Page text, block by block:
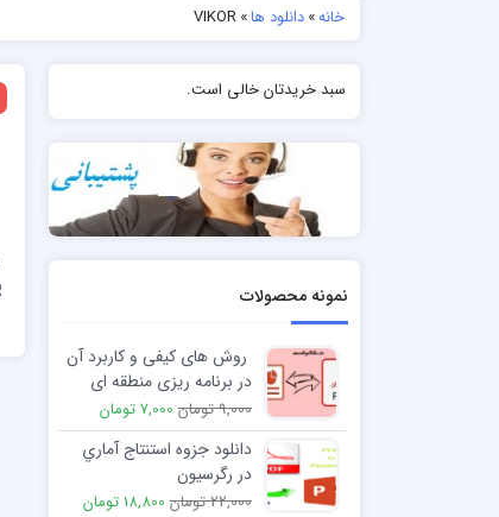
خانه»دانلود ها»
VIKOR
سبد خریدتان خالی است.
نمونه محصولات
روش های کیفی و کاربرد آن
در برنامه ریزی منطقه ای
(گراندد تئوری Granded
Theory)
9,000 تومان 7,000 تومان
دانلود جزوه استنتاج آماري
در رگرسيون
22,000 تومان 18,800 تومان